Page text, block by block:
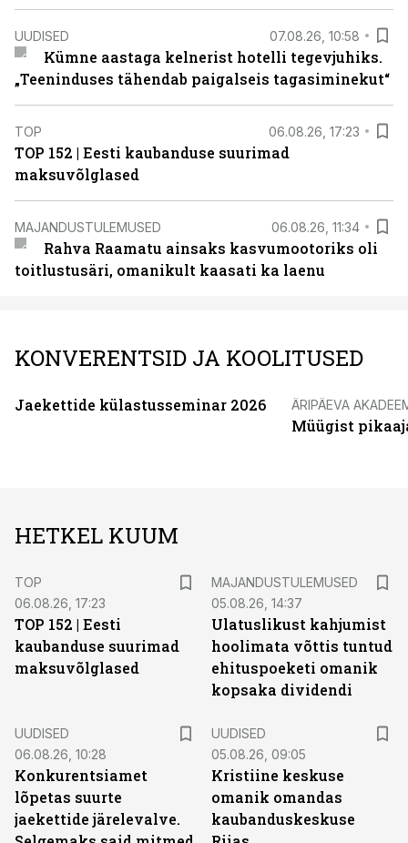
UUDISED 07.08.26, 10:58
Kümne aastaga kelnerist hotelli tegevjuhiks.
„Teeninduses tähendab paigalseis tagasiminekut“
TOP 06.08.26, 17:23
TOP 152 | Eesti kaubanduse suurimad
maksuvõlglased
MAJANDUSTULEMUSED 06.08.26, 11:34
Rahva Raamatu ainsaks kasvumootoriks oli
toitlustusäri, omanikult kaasati ka laenu
KONVERENTSID JA KOOLITUSED
Jaekettide külastusseminar 2026 ÄRIPÄEVA
Müügist
HETKEL KUUM
TOP
06.08.26, 17:23
TOP 152 | Eesti
kaubanduse suurimad
maksuvõlglased
MAJANDUSTULEMUSED
05.08.26, 14:37
Ulatuslikust kahjumist
hoolimata võttis tuntud
ehituspoeketi omanik
kopsaka dividendi
UUDISED
06.08.26, 10:28
Konkurentsiamet
lõpetas suurte
jaekettide järelevalve.
UUDISED
05.08.26, 09:05
Kristiine keskuse
omanik omandas
kaubanduskeskuse